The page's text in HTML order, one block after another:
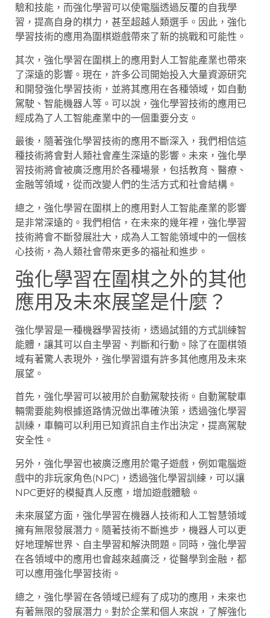
驗和技能，而強化學習可以使電腦透過反覆的自我學
習，提高自身的棋力，甚至超越人類選手。因此，強化
學習技術的應用為圍棋遊戲帶來了新的挑戰和可能性。
其次，強化學習在圍棋上的應用對人工智能產業也帶來
了深遠的影響。現在，許多公司開始投入大量資源研究
和開發強化學習技術，並將其應用在各種領域，如自動
駕駛、智能機器人等。可以說，強化學習技術的應用已
經成為了人工智能產業中的一個重要分支。
最後，隨著強化學習技術的應用不斷深入，我們相信這
種技術將會對人類社會產生深遠的影響。未來，強化學
習技術將會被廣泛應用於各種場景，包括教育、醫療、
金融等領域，從而改變人們的生活方式和社會結構。
總之，強化學習在圍棋上的應用對人工智能產業的影響
是非常深遠的。我們相信，在未來的幾年裡，強化學習
技術將會不斷發展壯大，成為人工智能領域中的一個核
心技術，為人類社會帶來更多的福祉和進步。
強化學習在圍棋之外的其他
應用及未來展望是什麼？
強化學習是一種機器學習技術，透過試錯的方式訓練智
能體，讓其可以自主學習、判斷和行動。除了在圍棋領
域有著驚人表現外，強化學習還有許多其他應用及未來
展望。
首先，強化學習可以被用於自動駕駛技術。自動駕駛車
輛需要能夠根據道路情況做出準確決策，透過強化學習
訓練，車輛可以利用已知資訊自主作出決定，提高駕駛
安全性。
另外，強化學習也被廣泛應用於電子遊戲，例如電腦遊
戲中的非玩家角色(NPC)，透過強化學習訓練，可以讓
NPC更好的模擬真人反應，增加遊戲體驗。
未來展望方面，強化學習在機器人技術和人工智慧領域
擁有無限發展潛力。隨著技術不斷進步，機器人可以更
好地理解世界、自主學習和解決問題。同時，強化學習
在各領域中的應用也會越來越廣泛，從醫學到金融，都
可以應用強化學習技術。
總之，強化學習在各領域已經有了成功的應用，未來也
有著無限的發展潛力。對於企業和個人來說，了解強化